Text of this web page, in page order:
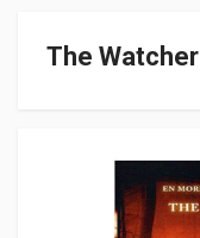
The Watcher